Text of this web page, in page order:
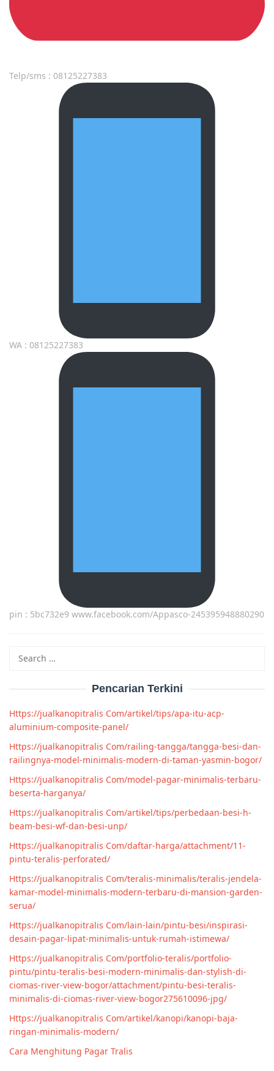
Telp/sms : 08125227383
WA : 08125227383
pin : 5bc732e9 www.facebook.com/Appasco-245395948880290
for:
Pencarian Terkini
Https://jualkanopitralis Com/artikel/tips/apa-itu-acp-
aluminium-composite-panel/
Https://jualkanopitralis Com/railing-tangga/tangga-besi-dan-
railingnya-model-minimalis-modern-di-taman-yasmin-bogor/
Https://jualkanopitralis Com/model-pagar-minimalis-terbaru-
beserta-harganya/
Https://jualkanopitralis Com/artikel/tips/perbedaan-besi-h-
beam-besi-wf-dan-besi-unp/
Https://jualkanopitralis Com/daftar-harga/attachment/11-
pintu-teralis-perforated/
Https://jualkanopitralis Com/teralis-minimalis/teralis-jendela-
kamar-model-minimalis-modern-terbaru-di-mansion-garden-
serua/
Https://jualkanopitralis Com/lain-lain/pintu-besi/inspirasi-
desain-pagar-lipat-minimalis-untuk-rumah-istimewa/
Https://jualkanopitralis Com/portfolio-teralis/portfolio-
pintu/pintu-teralis-besi-modern-minimalis-dan-stylish-di-
ciomas-river-view-bogor/attachment/pintu-besi-teralis-
minimalis-di-ciomas-river-view-bogor275610096-jpg/
Https://jualkanopitralis Com/artikel/kanopi/kanopi-baja-
ringan-minimalis-modern/
Cara Menghitung Pagar Tralis